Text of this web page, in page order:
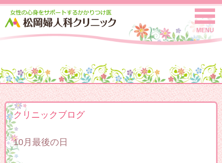
MENU
クリニックブログ
10月最後の日